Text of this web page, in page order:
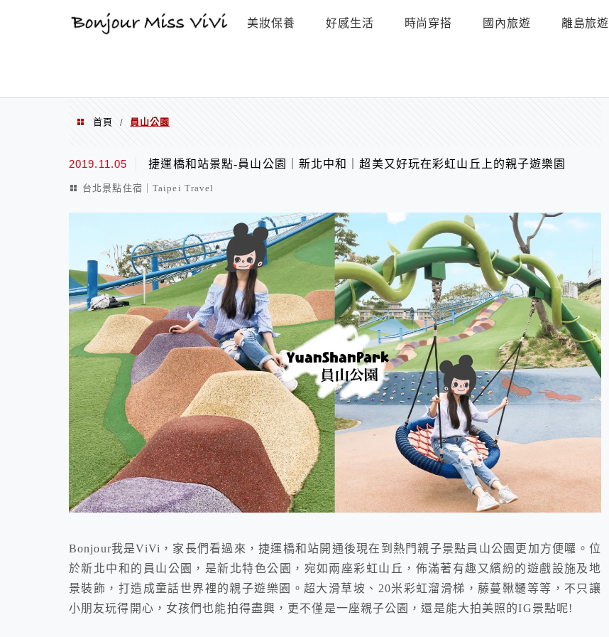
美妝保養 好感生活 時尚穿搭 國內旅遊 離島旅遊
首頁 / 員山公園
員山公園
2019.11.05 捷運橋和站景點-員山公園｜新北中和｜超美又好玩在彩虹山丘上的親子遊樂園
台北景點住宿｜Taipei Travel
Bonjour我是ViVi，家長們看過來，捷運橋和站開通後現在到熱門親子景點員山公園更加方便囉。位
於新北中和的員山公園，是新北特色公園，宛如兩座彩虹山丘，佈滿著有趣又繽紛的遊戲設施及地
景裝飾，打造成童話世界裡的親子遊樂園。超大滑草坡、20米彩虹溜滑梯，藤蔓鞦韆等等，不只讓
小朋友玩得開心，女孩們也能拍得盡興，更不僅是一座親子公園，還是能大拍美照的IG景點呢!